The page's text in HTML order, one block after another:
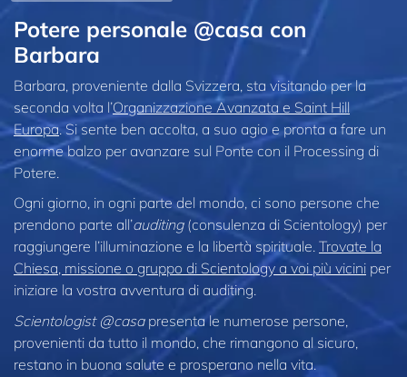
Potere personale @casa con
Barbara
Barbara, proveniente dalla Svizzera, sta visitando per la
seconda volta l’Organizzazione Avanzata e Saint Hill
Europa . Si sente ben accolta, a suo agio e pronta a fare un
enorme balzo per avanzare sul Ponte con il Processing di
Potere.
Ogni giorno, in ogni parte del mondo, ci sono persone che
prendono parte all’auditing(consulenza di Scientology) per
raggiungere l’illuminazione e la libertà spirituale. Trovate la
Chiesa, missione o gruppo di Scientology a voi più vicini per
iniziare la vostra avventura di auditing.
Scientologist @casapresenta le numerose persone,
provenienti da tutto il mondo, che rimangono al sicuro,
restano in buona salute e prosperano nella vita.